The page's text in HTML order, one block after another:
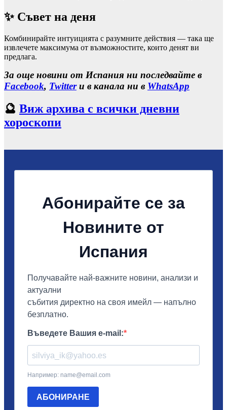
✨ Съвет на деня
Комбинирайте интуицията с разумните действия — така ще
извлечете максимума от възможностите, които денят ви
предлага.
За още новини от Испания ни последвайте в
Facebook, Twitterи в канала ни в WhatsApp
🔮 Виж архива с всички дневни
хороскопи